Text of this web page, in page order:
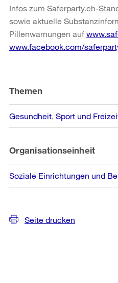
Infos zum Saferparty.ch-
sowie aktuelle
Pillenwarnungen auf
www.facebook.com/
Informationen
Themen
Gesundheit Sport und
Organisationseinheit
Soziale Einrichtungen und
Seite drucken